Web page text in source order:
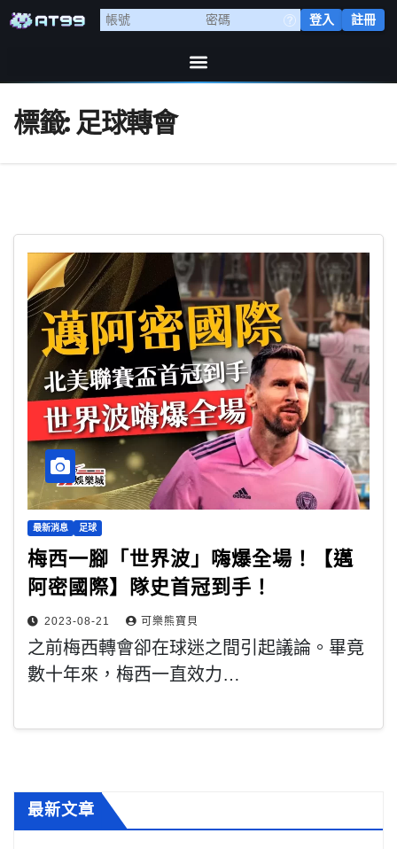
登入 註冊
標籤: 足球轉會
最新消息 足球
梅西一腳「世界波」嗨爆全場！【邁
阿密國際】隊史首冠到手！
2023-08-21 可樂熊寶貝
之前梅西轉會卻在球迷之間引起議論。畢竟
數十年來，梅西一直效力…
最新文章